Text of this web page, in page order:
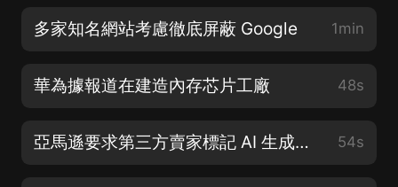
多家知名網站考慮徹底屏蔽 Google 1min
華為據報道在建造內存芯片工廠 48s
亞馬遜要求第三方賣家標記 AI 生成圖像 54s